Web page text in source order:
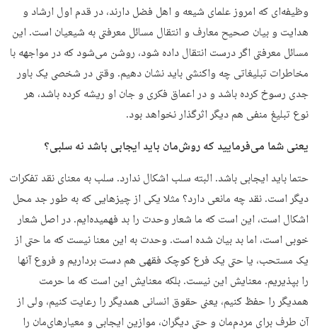
وظیفه‌ای که امروز علمای شیعه و اهل فضل دارند، در قدم اول ارشاد و
هدایت و بیان صحیح معارف و انتقال مسائل معرفتی به شیعیان است. این
مسائل معرفتی اگر درست انتقال داده شود، روشن می‌شود که در مواجهه با
مخاطرات تبلیغاتی چه واکنشی باید نشان دهیم. وقتی در شخصی یک باور
جدی رسوخ کرده باشد و در اعماق فکری و جان او ریشه کرده باشد، هر
نوع تبلیغ منفی هم دیگر اثرگذار نخواهد بود.
یعنی شما می‌فرمایید که روش‌مان باید ایجابی باشد نه سلبی؟
حتما باید ایجابی باشد. البته سلب اشکال ندارد. سلب به معنای نقد تفکرات
دیگر است. نقد چه مانعی دارد؟ مثلا یکی از چیزهایی که به طور جد محل
اشکال است، این است که ما شعار وحدت را بد فهمیده‌ایم. در اصل شعار
خوبی است، اما بد بیان شده است. وحدت به این معنا نیست که ما حتی از
یک مستحب، یا حتی یک فرع کوچک فقهی هم دست برداریم و فروع آنها
را بپذیریم. معنایش این نیست. بلکه معنایش این است که ما حرمت
همدیگر را حفظ کنیم، یعنی حقوق انسانی همدیگر را رعایت کنیم، ولی از
آن طرف برای مردم‌مان و حتی دیگران، موازین ایجابی و معیارهای‌مان را